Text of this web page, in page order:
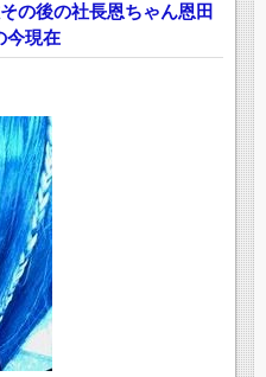
の後の社長恩ちゃん恩田
今現在